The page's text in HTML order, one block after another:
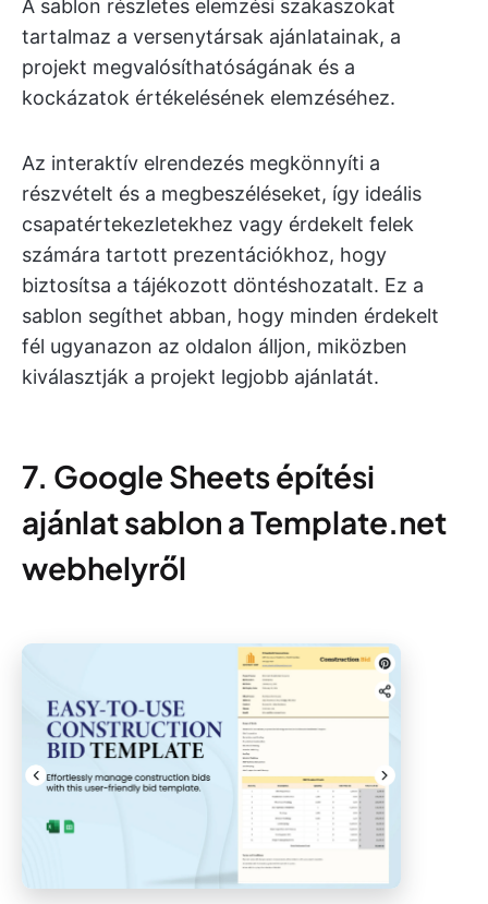
A sablon részletes elemzési szakaszokat
tartalmaz a versenytársak ajánlatainak, a
projekt megvalósíthatóságának és a
kockázatok értékelésének elemzéséhez.
Az interaktív elrendezés megkönnyíti a
részvételt és a megbeszéléseket, így ideális
csapatértekezletekhez vagy érdekelt felek
számára tartott prezentációkhoz, hogy
biztosítsa a tájékozott döntéshozatalt. Ez a
sablon segíthet abban, hogy minden érdekelt
fél ugyanazon az oldalon álljon, miközben
kiválasztják a projekt legjobb ajánlatát.
7. Google Sheets építési
ajánlat sablon a Template.net
webhelyről